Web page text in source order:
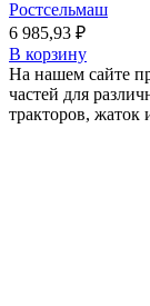
Ростсельмаш
6 985,93 ₽
В корзину
На нашем сайте
частей для
тракторов, жаток